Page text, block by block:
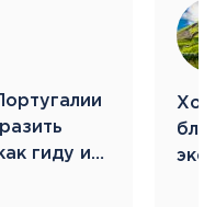
и первое
Выходим в
ночей на борту
гиду и…